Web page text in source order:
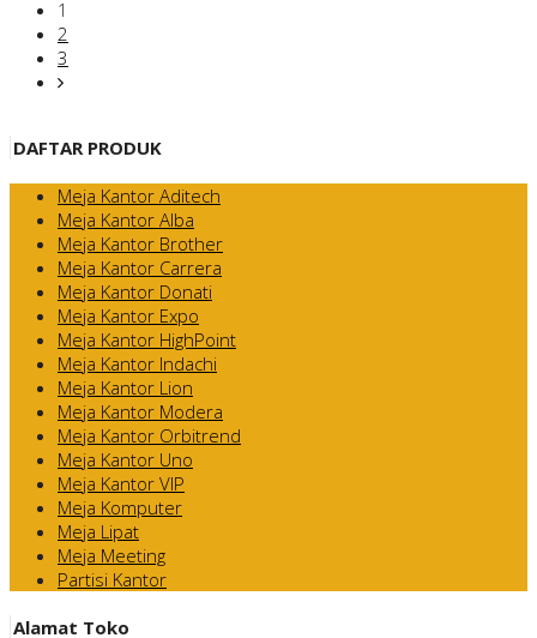
1
2
3
DAFTAR PRODUK
Meja Kantor Aditech
Meja Kantor Alba
Meja Kantor Brother
Meja Kantor Carrera
Meja Kantor Donati
Meja Kantor Expo
Meja Kantor HighPoint
Meja Kantor Indachi
Meja Kantor Lion
Meja Kantor Modera
Meja Kantor Orbitrend
Meja Kantor Uno
Meja Kantor VIP
Meja Komputer
Meja Lipat
Meja Meeting
Partisi Kantor
Alamat Toko